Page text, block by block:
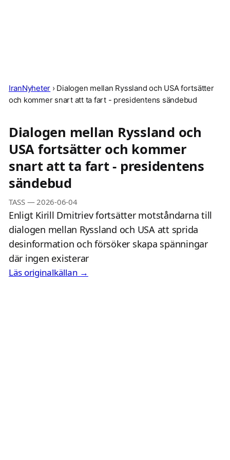
IranNyheter › Dialogen mellan Ryssland och USA fortsätter
och kommer snart att ta fart - presidentens sändebud
Dialogen mellan Ryssland och
USA fortsätter och kommer
snart att ta fart - presidentens
sändebud
TASS— 2026-06-04
Enligt Kirill Dmitriev fortsätter motståndarna till
dialogen mellan Ryssland och USA att sprida
desinformation och försöker skapa spänningar
där ingen existerar
Läs originalkällan →